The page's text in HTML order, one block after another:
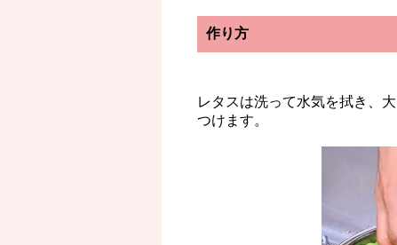
作り方
レタスは洗って水気を拭き、
つけます。